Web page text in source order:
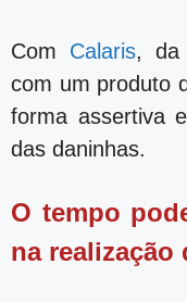
Com Calaris, da
com um produto
forma assertiva
das daninhas.
O tempo
na realização